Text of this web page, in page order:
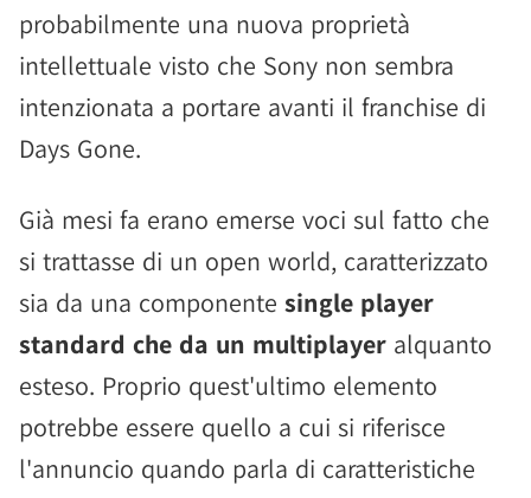
probabilmente una nuova proprietà
intellettuale visto che Sony non sembra
intenzionata a portare avanti il franchise di
Days Gone.
Già mesi fa erano emerse voci sul fatto che
si trattasse di un open world, caratterizzato
sia da una componente single player
standard che da un multiplayer alquanto
esteso. Proprio quest'ultimo elemento
potrebbe essere quello a cui si riferisce
l'annuncio quando parla di caratteristiche